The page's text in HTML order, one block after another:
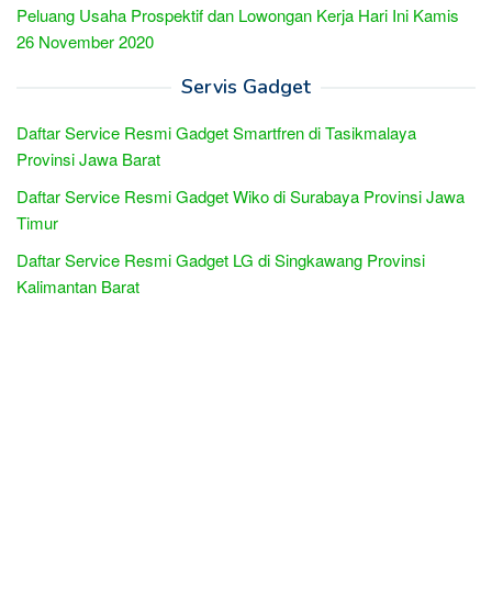
Peluang Usaha Prospektif dan Lowongan Kerja Hari Ini Kamis
26 November 2020
Servis Gadget
Daftar Service Resmi Gadget Smartfren di Tasikmalaya
Provinsi Jawa Barat
Daftar Service Resmi Gadget Wiko di Surabaya Provinsi Jawa
Timur
Daftar Service Resmi Gadget LG di Singkawang Provinsi
Kalimantan Barat